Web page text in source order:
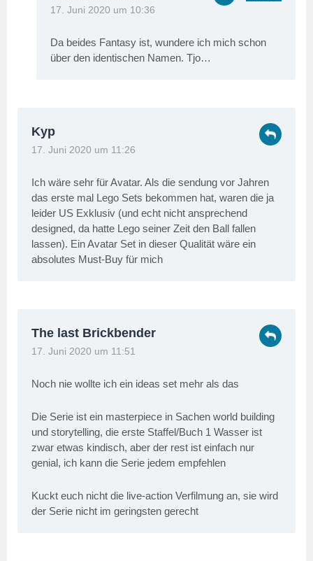
17. Juni 2020 um 10:36
Da beides Fantasy ist, wundere ich mich schon
über den identischen Namen. Tjo…
Kyp
17. Juni 2020 um 11:26
Ich wäre sehr für Avatar. Als die sendung vor Jahren
das erste mal Lego Sets bekommen hat, waren die ja
leider US Exklusiv (und echt nicht ansprechend
designed, da hatte Lego seiner Zeit den Ball fallen
lassen). Ein Avatar Set in dieser Qualität wäre ein
absolutes Must-Buy für mich
The last Brickbender
17. Juni 2020 um 11:51
Noch nie wollte ich ein ideas set mehr als das
Die Serie ist ein masterpiece in Sachen world building
und storytelling, die erste Staffel/Buch 1 Wasser ist
zwar etwas kindisch, aber der rest ist einfach nur
genial, ich kann die Serie jedem empfehlen
Kuckt euch nicht die live-action Verfilmung an, sie wird
der Serie nicht im geringsten gerecht